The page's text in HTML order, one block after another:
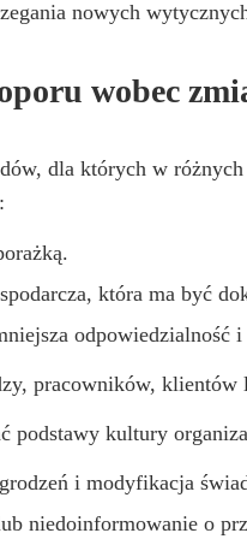
nowych
wobec
dla których w
która ma być
odpowiedzialność
pracowników, klientów
podstawy kultury
i modyfikacja
niedoinformowanie o